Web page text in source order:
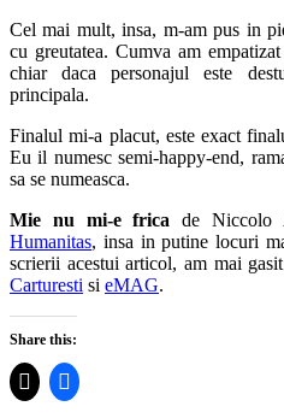
Cel mai mult, insa, m-am pus in
cu greutatea. Cumva am
chiar daca personajul este
principala.
Finalul mi-a placut, este exact
Eu il numesc semi-happy-end,
sa se numeasca.
Mie nu mi-e frica de Niccolo
Humanitas, insa in putine locuri
scrierii acestui articol, am mai
Carturesti si eMAG.
Share this: